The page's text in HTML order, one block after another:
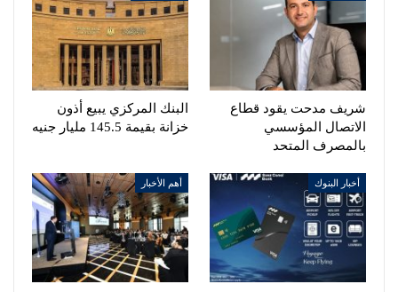
شريف مدحت يقود قطاع
الاتصال المؤسسي
بالمصرف المتحد
البنك المركزي يبيع أذون
خزانة بقيمة 145.5 مليار جنيه
أخبار البنوك أهم الأخبار